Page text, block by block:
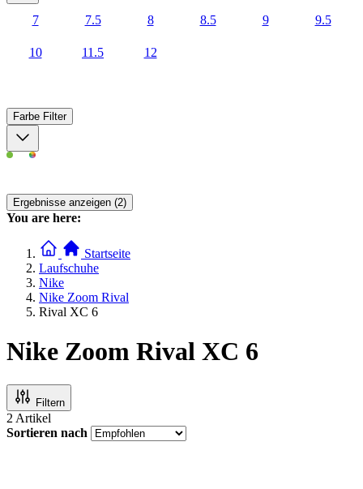
7 7.5 8 8.5 9 9.5
10 11.5 12
Farbe Filter
Ergebnisse anzeigen (2)
You are here:
Startseite
Laufschuhe
Nike
Nike Zoom Rival
Rival XC 6
Nike Zoom Rival XC 6
Filtern
2 Artikel
Sortieren nach